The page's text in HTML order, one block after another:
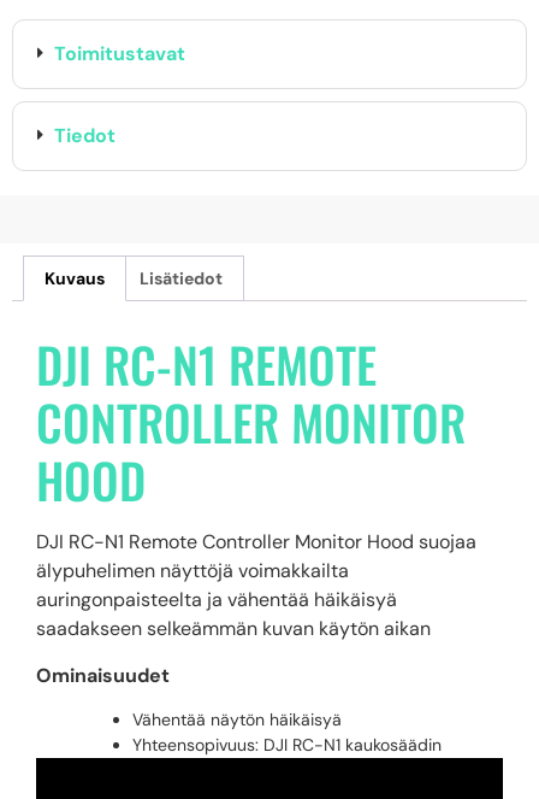
Toimitustavat
Tiedot
Kuvaus Lisätiedot
DJI RC-N1 REMOTE
CONTROLLER MONITOR
HOOD
DJI RC-N1 Remote Controller Monitor Hood suojaa
älypuhelimen näyttöjä voimakkailta
auringonpaisteelta ja vähentää häikäisyä
saadakseen selkeämmän kuvan käytön aikan
Ominaisuudet
Vähentää näytön häikäisyä
Yhteensopivuus: DJI RC-N1 kaukosäädin